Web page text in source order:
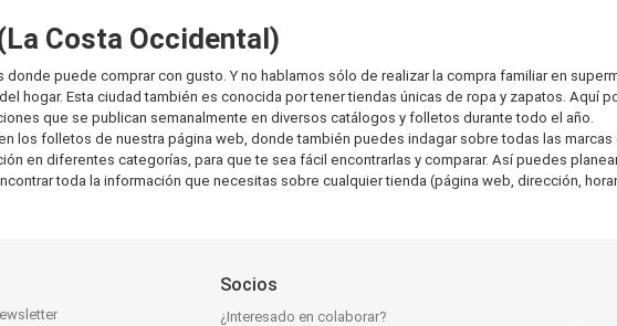
Costa Occidental)
puede comprar con gusto. Y no hablamos sólo de realizar la compra familiar en
hogar. Esta ciudad también es conocida por tener tiendas únicas de ropa y zapatos. Aquí
que se publican semanalmente en diversos catálogos y folletos durante todo el año.
los folletos de nuestra página web, donde también puedes indagar sobre todas las
en diferentes categorías, para que te sea fácil encontrarlas y comparar. Así puedes
toda la información que necesitas sobre cualquier tienda (página web, dirección,
Socios
¿Interesado en colaborar?